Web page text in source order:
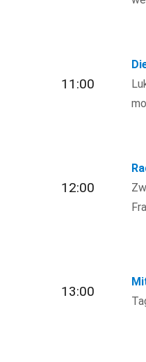
11:00
12:00
13:00